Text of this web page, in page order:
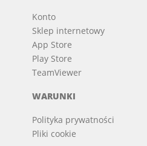
Konto
Sklep internetowy
App Store
Play Store
TeamViewer
WARUNKI
Polityka prywatności
Pliki cookie